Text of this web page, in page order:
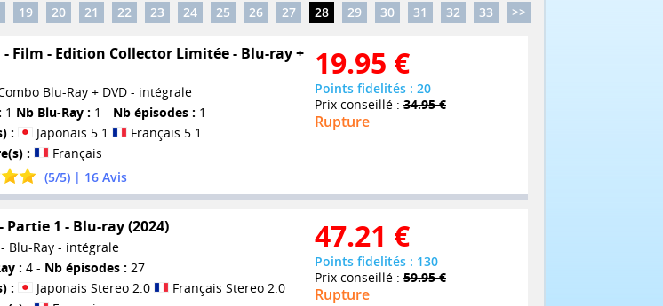
19 20 21 22 23 24 25 26 27 28 29 30 31 32 33 >>
- Film - Edition Collector Limitée - Blu-ray +
Blu-Ray + DVD - intégrale
1 Nb Blu-Ray : 1 - Nb épisodes : 1
:
Japonais 5.1
Français 5.1
:
Français
(5/5) | 16Avis
19.95 €
Points fidelités : 20
Prix conseillé : 34.95 €
Rupture
Partie 1 - Blu-ray (2024)
Blu-Ray - intégrale
: 4 - Nb épisodes : 27
:
Japonais Stereo 2.0
Français Stereo 2.0
47.21 €
Points fidelités : 130
Prix conseillé : 59.95 €
Rupture